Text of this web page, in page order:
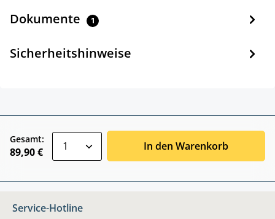
Dokumente 1
Sicherheitshinweise
Gesamt:
89,90 € In den Warenkorb
Service-Hotline